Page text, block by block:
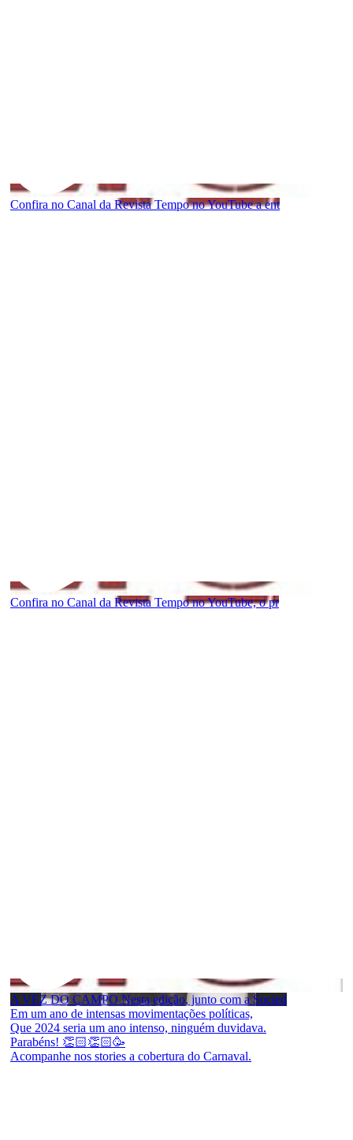
Confira no Canal da Revista Tempo no YouTube a ent
Confira no Canal da Revista Tempo no YouTube, o pr
A VEZ DO CAMPO Nesta edição, junto com a Socied
Em um ano de intensas movimentações políticas,
Que 2024 seria um ano intenso, ninguém duvidava.
Parabéns! 👏🏻👏🏻🥳
Acompanhe nos stories a cobertura do Carnaval.